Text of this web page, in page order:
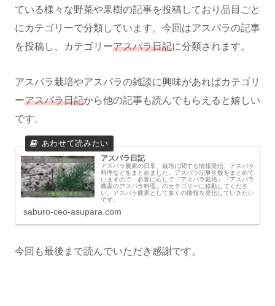
ている様々な野菜や果樹の記事を投稿しており品目ごと
にカテゴリーで分類しています。今回はアスパラの記事
を投稿し、カテゴリーアスパラ日記に分類されます。
アスパラ栽培やアスパラの雑談に興味があればカテゴリ
ーアスパラ日記から他の記事も読んでもらえると嬉しい
です。
アスパラ日記
アスパラ農家の日常、栽培に関する情報発信、アスパラ
料理などをまとめました。アスパラ記事全般をまとめて
いますので、必要に応じて『アスパラ栽培』『アスパラ
農家のアスパラ料理』のカテゴリーに移動してくださ
い。アスパラ農家として多くの情報を発信していきたい
です。
saburo-ceo-asupara.com
今回も最後まで読んでいただき感謝です。